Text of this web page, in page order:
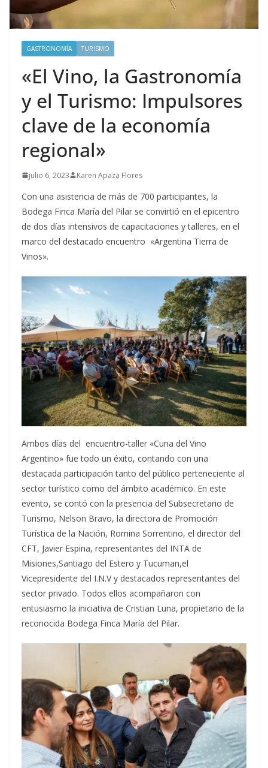
GASTRONOMÍA TURISMO
«El Vino, la Gastronomía
y el Turismo: Impulsores
clave de la economía
regional»
julio 6, 2023 Karen Apaza Flores
Con una asistencia de más de 700 participantes, la
Bodega Finca María del Pilar se convirtió en el epicentro
de dos días intensivos de capacitaciones y talleres, en el
marco del destacado encuentro «Argentina Tierra de
Vinos».
Ambos días del encuentro-taller «Cuna del Vino
Argentino» fue todo un éxito, contando con una
destacada participación tanto del público perteneciente al
sector turístico como del ámbito académico. En este
evento, se contó con la presencia del Subsecretario de
Turismo, Nelson Bravo, la directora de Promoción
Turística de la Nación, Romina Sorrentino, el director del
CFT, Javier Espina, representantes del INTA de
Misiones,Santiago del Estero y Tucuman,el
Vicepresidente del I.N.V y destacados representantes del
sector privado. Todos ellos acompañaron con
entusiasmo la iniciativa de Cristian Luna, propietario de la
reconocida Bodega Finca María del Pilar.